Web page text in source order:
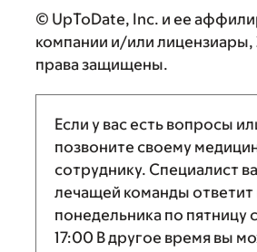
© UpToDate, Inc. и ее
компании и/или лицензиары,
права защищены.
Если у вас есть вопросы
позвоните своему
сотруднику. Специалист
лечащей команды ответит
понедельника по пятницу с
17:00 В другое время вы